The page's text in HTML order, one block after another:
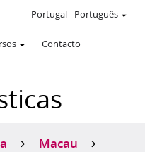
Contacto
Portugal- Português
Macau